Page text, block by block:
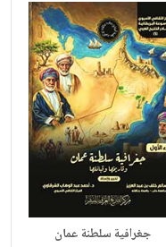
جغرافية سلطنة عمان